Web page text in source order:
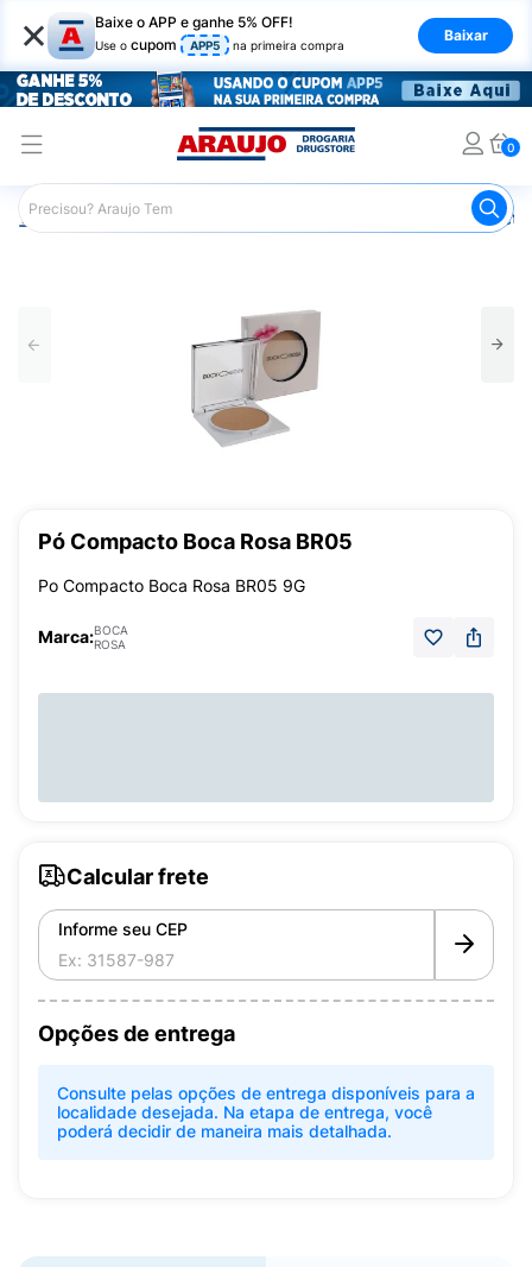
× Baixe o APP e ganhe 5% OFF!
Use o cupom APP5 na primeira compra
Baixar
0
Araujo Maquiagem Pó
Pó Compacto Boca Rosa BR05
Po Compacto Boca Rosa BR05 9G
Marca:BOCA
ROSA
Calcular frete
Informe seu CEP
Opções de entrega
Consulte pelas opções de entrega disponíveis para a
localidade desejada. Na etapa de entrega, você
poderá decidir de maneira mais detalhada.